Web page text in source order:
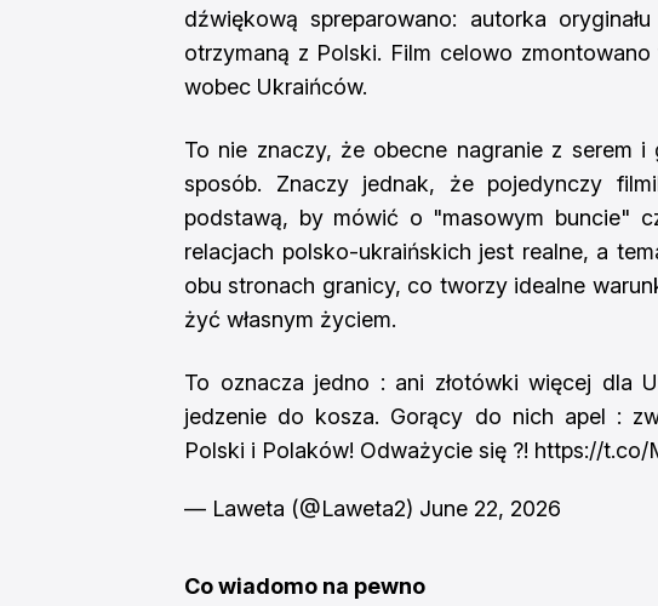
dźwiękową spreparowano: autorka
otrzymaną z Polski. Film celowo
wobec Ukraińców.
To nie znaczy, że obecne nagranie z serem
sposób. Znaczy jednak, że pojedynczy
podstawą, by mówić o "masowym buncie"
relacjach polsko-ukraińskich jest realne, a
obu stronach granicy, co tworzy idealne
żyć własnym życiem.
To oznacza jedno : ani złotówki więcej dla
jedzenie do kosza. Gorący do nich apel :
Polski i Polaków! Odważycie się ?! https://t.co/
— Laweta (@Laweta2) June 22, 2026
Co wiadomo na pewno